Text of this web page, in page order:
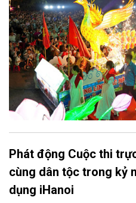
Phát động Cuộc thi
cùng dân tộc trong kỷ
dụng iHanoi